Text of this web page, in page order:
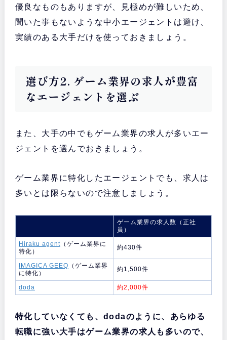
優良なものもありますが、見極めが難しいため、
聞いた事もないような中小エージェントは避け、
実績のある大手だけを使っておきましょう。
選び方2. ゲーム業界の求人が豊富
なエージェントを選ぶ
また、大手の中でもゲーム業界の求人が多いエー
ジェントを選んでおきましょう。
ゲーム業界に特化したエージェントでも、求人は
多いとは限らないので注意しましょう。
ゲーム業界の求人数（正社
員）
Hiraku agent （ゲーム業界に
特化）
約430件
IMAGICA GEEQ （ゲーム業界
に特化）
約1,500件
doda 約2,000件
特化していなくても、dodaのように、あらゆる
転職に強い大手はゲーム業界の求人も多いので、